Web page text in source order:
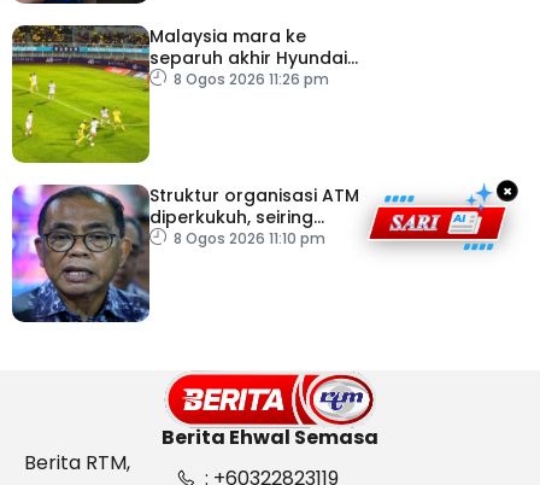
Malaysia mara ke
separuh akhir Hyundai
ASEAN Cup
8 Ogos 2026 11:26 pm
Struktur organisasi ATM
diperkukuh, seiring
pemodenan aset
8 Ogos 2026 11:10 pm
×
Berita Ehwal Semasa
Berita RTM,
: +60322823119